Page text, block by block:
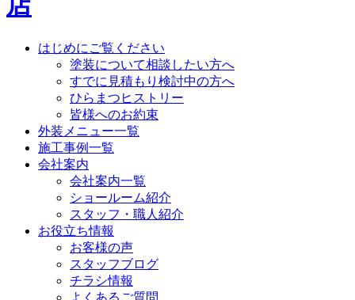
はじめにご覧ください
塗装について相談したい方へ
すでに見積もり検討中の方へ
ひらまつヒストリー
皆様へのお約束
外装メニュー一覧
施工事例一覧
会社案内
会社案内一覧
ショールーム紹介
スタッフ・職人紹介
お役立ち情報
お客様の声
スタッフブログ
チラシ情報
よくあるご質問